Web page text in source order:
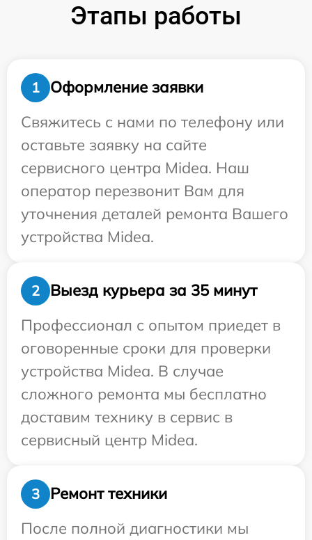
Этапы работы
1
Оформление заявки
Свяжитесь с нами по телефону или
оставьте заявку на сайте
сервисного центра Midea. Наш
оператор перезвонит Вам для
уточнения деталей ремонта Вашего
устройства Midea.
2
Выезд курьера за 35 минут
Профессионал с опытом приедет в
оговоренные сроки для проверки
устройства Midea. В случае
сложного ремонта мы бесплатно
доставим технику в сервис в
сервисный центр Midea.
3
Ремонт техники
После полной диагностики мы